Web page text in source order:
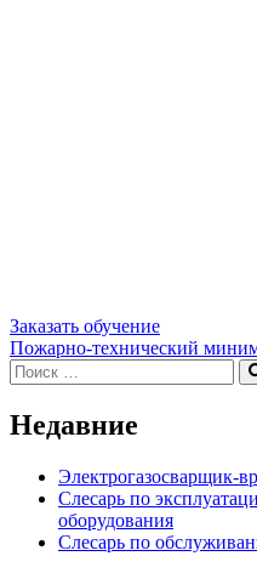
Заказать обучение
Навигация
по
записям
Пожарно-технический
Искать:
Недавние
Электрогазосварщик-
Слесарь по
оборудования
Слесарь по